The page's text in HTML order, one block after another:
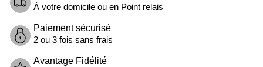
À votre domicile ou en Point relais
Paiement sécurisé
2 ou 3 fois sans frais
Avantage Fidélité